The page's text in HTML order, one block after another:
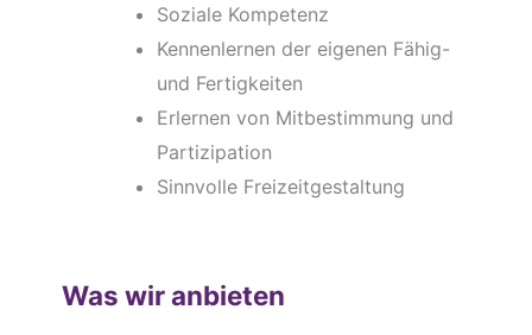
Soziale Kompetenz
Kennenlernen der eigenen Fähig-
und Fertigkeiten
Erlernen von Mitbestimmung und
Partizipation
Sinnvolle Freizeitgestaltung
Was wir anbieten